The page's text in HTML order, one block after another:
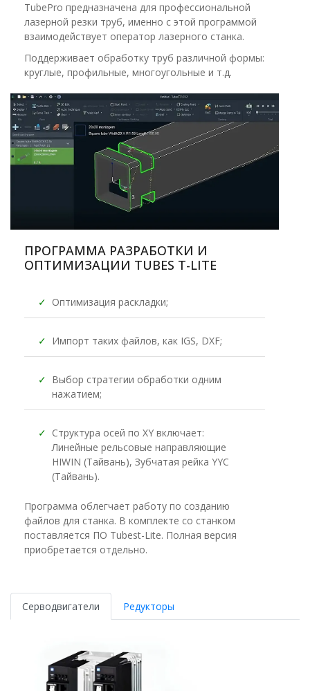
TubePro предназначена для профессиональной
лазерной резки труб, именно с этой программой
взаимодействует оператор лазерного станка.
Поддерживает обработку труб различной формы:
круглые, профильные, многоугольные и т.д.
ПРОГРАММА РАЗРАБОТКИ И
ОПТИМИЗАЦИИ TUBES T-LITE
✓ Оптимизация раскладки;
✓ Импорт таких файлов, как IGS, DXF;
✓ Выбор стратегии обработки одним
нажатием;
✓ Структура осей по XY включает:
Линейные рельсовые направляющие
HIWIN (Тайвань), Зубчатая рейка YYC
(Тайвань).
Программа облегчает работу по созданию
файлов для станка. В комплекте со станком
поставляется ПО Tubest-Lite. Полная версия
приобретается отдельно.
Серводвигатели Редукторы